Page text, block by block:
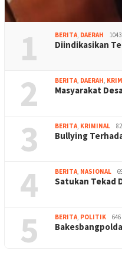
1 BERITA, DAERAH
Diindikasikan
2 BERITA, DAERAH,
Masyarakat
3 BERITA, KRIMINAL
Bullying
4 BERITA, NASIONAL
Satukan Tekad
5 BERITA, POLITIK